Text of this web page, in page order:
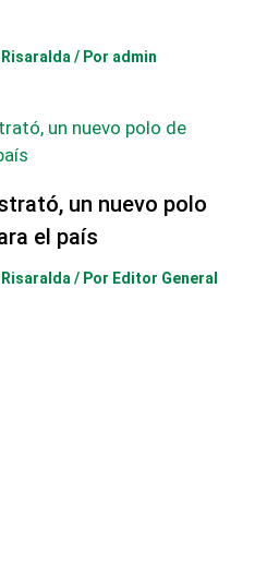
Risaralda / Por admin
un nuevo polo
el país
Risaralda / Por Editor General